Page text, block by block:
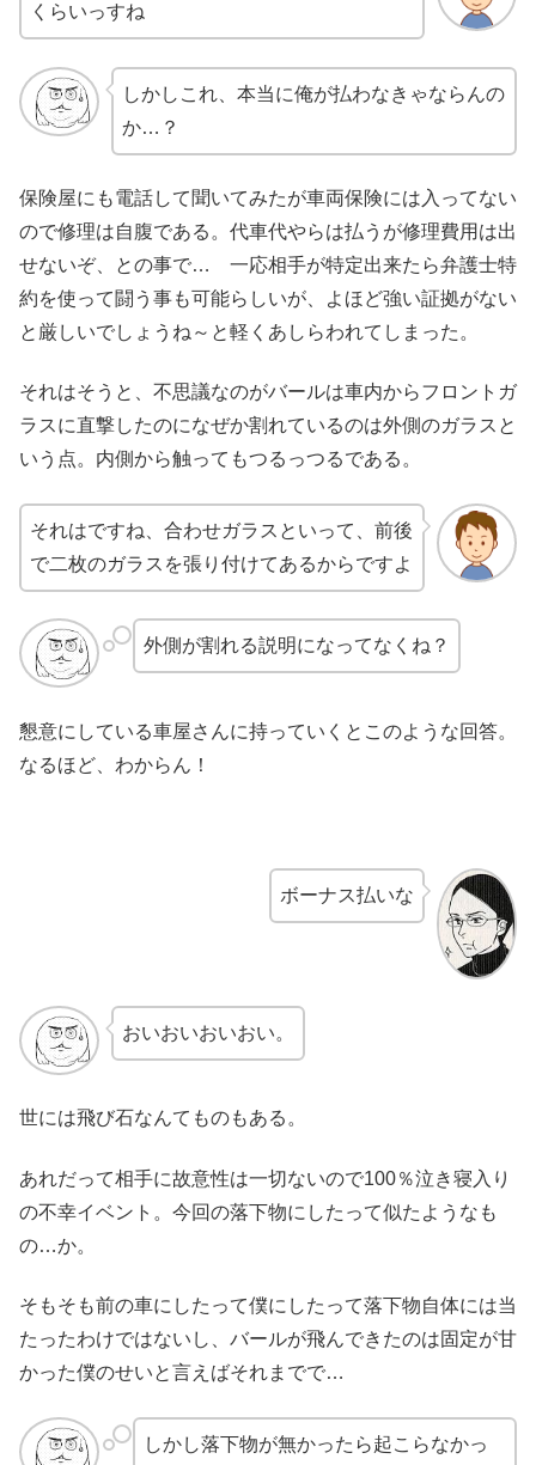
くらいっすね
しかしこれ、本当に俺が払わなきゃならんの
か…？
保険屋にも電話して聞いてみたが車両保険には入ってない
ので修理は自腹である。代車代やらは払うが修理費用は出
せないぞ、との事で… 一応相手が特定出来たら弁護士特
約を使って闘う事も可能らしいが、よほど強い証拠がない
と厳しいでしょうね～と軽くあしらわれてしまった。
それはそうと、不思議なのがバールは車内からフロントガ
ラスに直撃したのになぜか割れているのは外側のガラスと
いう点。内側から触ってもつるっつるである。
それはですね、合わせガラスといって、前後
で二枚のガラスを張り付けてあるからですよ
外側が割れる説明になってなくね？
懇意にしている車屋さんに持っていくとこのような回答。
なるほど、わからん！
ボーナス払いな
おいおいおいおい。
世には飛び石なんてものもある。
あれだって相手に故意性は一切ないので100％泣き寝入り
の不幸イベント。今回の落下物にしたって似たようなも
の…か。
そもそも前の車にしたって僕にしたって落下物自体には当
たったわけではないし、バールが飛んできたのは固定が甘
かった僕のせいと言えばそれまでで…
しかし落下物が無かったら起こらなかっ